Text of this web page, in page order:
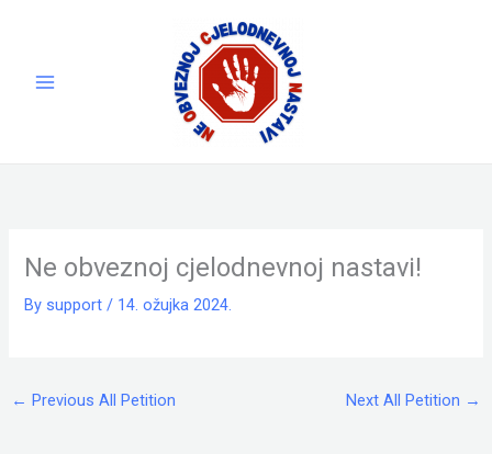
Ne obveznoj cjelodnevnoj nastavi!
By support/ 14. ožujka 2024.
← Previous All Petition Next All Petition →